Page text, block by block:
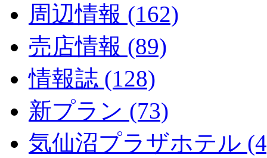
周辺情報 (162)
売店情報 (89)
情報誌 (128)
新プラン (73)
気仙沼プラザホテル